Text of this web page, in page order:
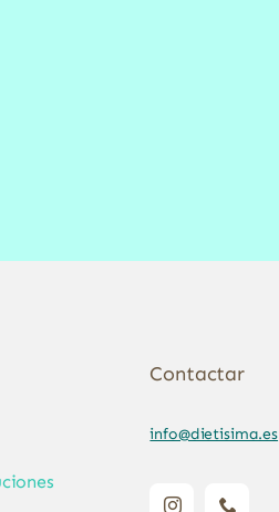
Contactar
info@dietisima.es